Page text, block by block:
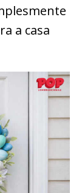
a casa